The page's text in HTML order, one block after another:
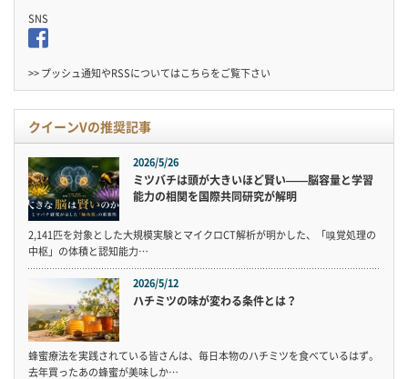
SNS
>> プッシュ通知やRSSについてはこちらをご覧下さい
クイーンVの推奨記事
2026/5/26
ミツバチは頭が大きいほど賢い——脳容量と学習
能力の相関を国際共同研究が解明
2,141匹を対象とした大規模実験とマイクロCT解析が明かした、「嗅覚処理の
中枢」の体積と認知能力…
2026/5/12
ハチミツの味が変わる条件とは？
蜂蜜療法を実践されている皆さんは、毎日本物のハチミツを食べているはず。
去年買ったあの蜂蜜が美味しか…